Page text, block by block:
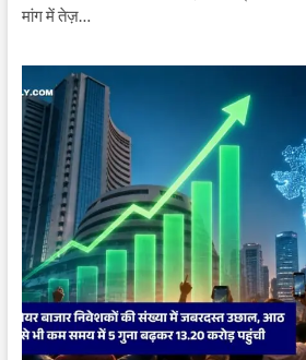
मांग में तेज़…